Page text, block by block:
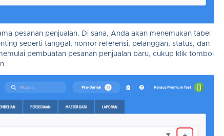
pesanan penjualan. Di sana, Anda akan menemukan tabel
seperti tanggal, nomor referensi, pelanggan, status, dan
pembuatan pesanan penjualan baru, cukup klik tombol